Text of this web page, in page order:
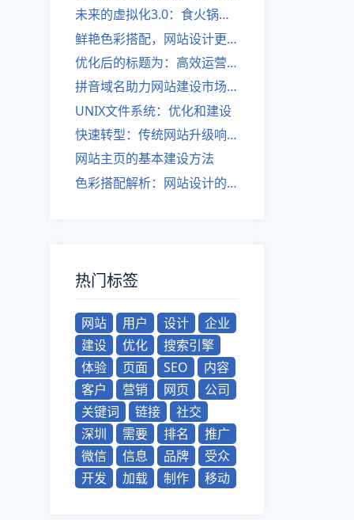
未来的虚拟化3.0：食火锅唱歌之际享受。
鲜艳色彩搭配，网站设计更生动！
优化后的标题为：高效运营微信社群，提升用户体验与收益。
拼音域名助力网站建设市场“传奇”
UNIX文件系统：优化和建设
快速转型：传统网站升级响应式设计
网站主页的基本建设方法
色彩搭配解析：网站设计的色彩运用
热门标签
网站 用户 设计
企业
建设
优化
搜索引擎
体验
页面 SEO
内容
客户
营销 网页
公司
关键词
链接
社交
深圳
需要 排名
推广
微信
信息 品牌
受众
开发
加载 制作 移动